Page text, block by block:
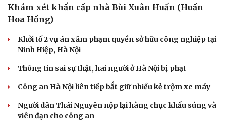
Khám xét khẩn cấp nhà Bùi Xuân Huấn (Huấn
Hoa Hồng)
Khởi tố 2 vụ án xâm phạm quyền sở hữu công nghiệp tại
Ninh Hiệp, Hà Nội
Thông tin sai sự thật, hai người ở Hà Nội bị phạt
Công an Hà Nội liên tiếp bắt giữ nhiều kẻ trộm xe máy
Người dân Thái Nguyên nộp lại hàng chục khẩu súng và
viên đạn cho công an